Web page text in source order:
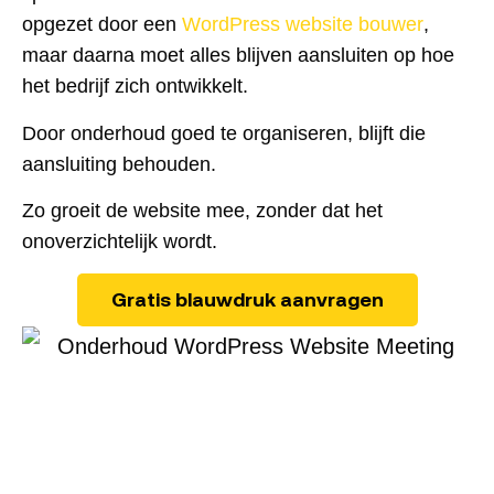
opgezet door een WordPress website bouwer,
maar daarna moet alles blijven aansluiten op hoe
het bedrijf zich ontwikkelt.
Door onderhoud goed te organiseren, blijft die
aansluiting behouden.
Zo groeit de website mee, zonder dat het
onoverzichtelijk wordt.
Gratis blauwdruk aanvragen